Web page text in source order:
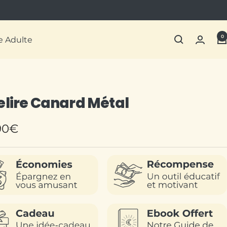
Adulte 0
Canard Métal